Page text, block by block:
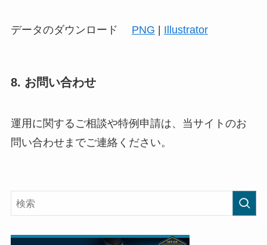
データのダウンロード PNG | Illustrator
8. お問い合わせ
運用に関するご相談や特例申請は、当サイトのお
問い合わせまでご連絡ください。